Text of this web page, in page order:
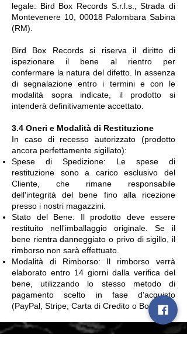
legale: Bird Box Records S.r.l.s., Strada di
Montevenere 10, 00018 Palombara Sabina
(RM).
Bird Box Records si riserva il diritto di
ispezionare il bene al rientro per
confermare la natura del difetto. In assenza
di segnalazione entro i termini e con le
modalità sopra indicate, il prodotto si
intenderà definitivamente accettato.
3.4 Oneri e Modalità di Restituzione
In caso di recesso autorizzato (prodotto
ancora perfettamente sigillato):
Spese di Spedizione: Le spese di
restituzione sono a carico esclusivo del
Cliente, che rimane responsabile
dell'integrità del bene fino alla ricezione
presso i nostri magazzini.
Stato del Bene: Il prodotto deve essere
restituito nell'imballaggio originale. Se il
bene rientra danneggiato o privo di sigillo, il
rimborso non sarà effettuato.
Modalità di Rimborso: Il rimborso verrà
elaborato entro 14 giorni dalla verifica del
bene, utilizzando lo stesso metodo di
pagamento scelto in fase d'acquisto
(PayPal, Stripe, Carta di Credito o Bonifico).